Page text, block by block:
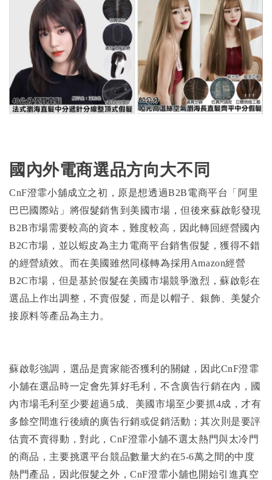
國內外電商選品方向大不同
CnF澄霏小舖成立之初，原是想透過B2B電商平台「阿里
巴巴國際站」將假髮銷售到美國市場，但後來蘇啟彰發現
B2B市場需要較高的資本，難度較高，因此轉回經營國內
B2C市場，並以蝦皮為主力電商平台銷售假髮，獲得不錯
的經營績效。而在美國雖然同樣轉為採用Amazon經營
B2C市場，但是基於假髮在美國市場競爭激烈，蘇啟彰在
選品上作出調整，不賣假髮，而是以帽子、銀飾、美髮介
接原料等產品為主力。
蘇啟彰強調，選品是賣家能否獲利的關鍵，因此CnF澄霏
小舖在選品時一定會先算好毛利，不含廣告行銷在內，國
內市場毛利至少要超過5成、美國市場至少要抓4成，才有
多餘空間進行後續的廣告行銷或促銷活動；其次則是要評
估賣不賣得動，對此，CnF澄霏小舖不選太熱門與太冷門
的商品，主要挑選平台競品數量大約在5-6萬之間的中度
熱門產品，因此假髮之外，CnF澄霏小舖也開始引進真空